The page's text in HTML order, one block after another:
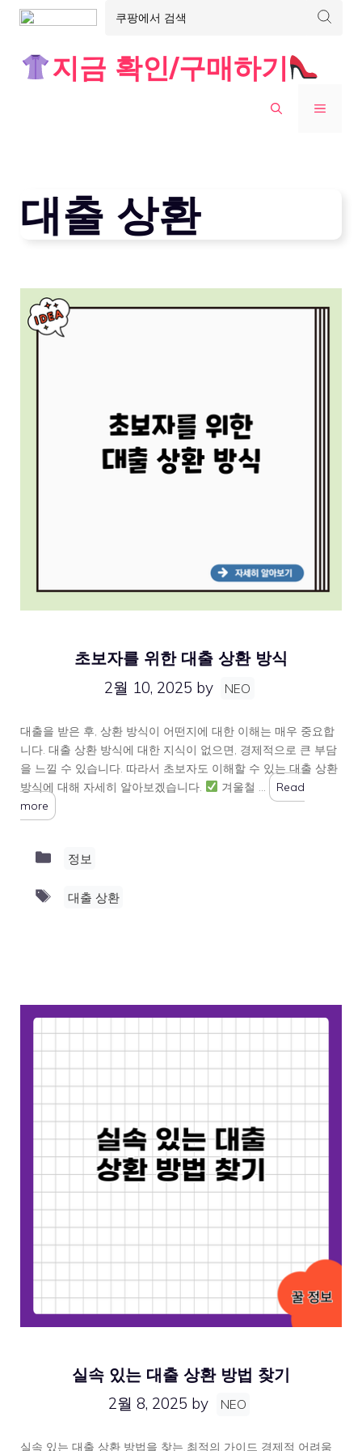
지금 확인/구매하기
MENU
대출 상환
초보자를 위한 대출 상환 방식
2월 10, 2025 by NEO
대출을 받은 후, 상환 방식이 어떤지에 대한 이해는 매우 중요합
니다. 대출 상환 방식에 대한 지식이 없으면, 경제적으로 큰 부담
을 느낄 수 있습니다. 따라서 초보자도 이해할 수 있는 대출 상환
방식에 대해 자세히 알아보겠습니다.
겨울철 …
Read
more
Categories
정보
Tags
대출 상환
실속 있는 대출 상환 방법 찾기
2월 8, 2025 by NEO
실속 있는 대출 상환 방법을 찾는 최적의 가이드 경제적 어려움